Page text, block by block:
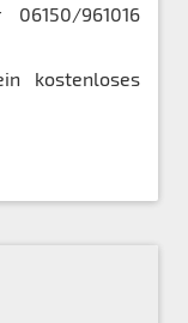
961016
kostenloses